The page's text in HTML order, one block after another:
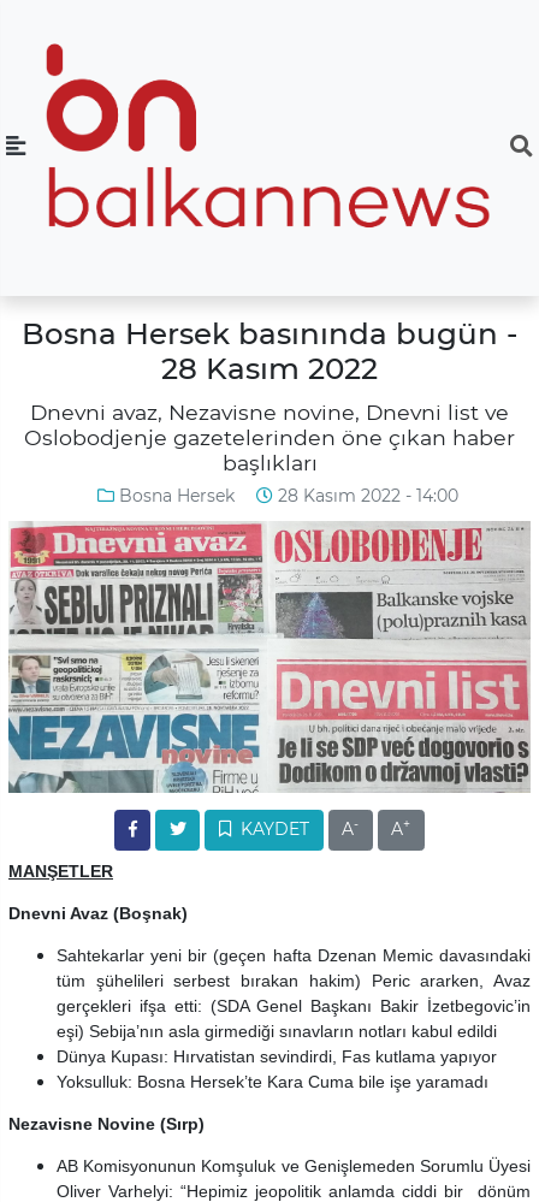
Bosna Hersek basınında bugün -
28 Kasım 2022
Dnevni avaz, Nezavisne novine, Dnevni list ve
Oslobodjenje gazetelerinden öne çıkan haber
başlıkları
Bosna Hersek 28 Kasım 2022 - 14:00
KAYDET A- A+
MANŞETLER
Dnevni Avaz (Boşnak)
Sahtekarlar yeni bir (geçen hafta Dzenan Memic davasındaki
tüm şühelileri serbest bırakan hakim) Peric ararken, Avaz
gerçekleri ifşa etti: (SDA Genel Başkanı Bakir İzetbegovic’in
eşi) Sebija’nın asla girmediği sınavların notları kabul edildi
Dünya Kupası: Hırvatistan sevindirdi, Fas kutlama yapıyor
Yoksulluk: Bosna Hersek’te Kara Cuma bile işe yaramadı
Nezavisne Novine (Sırp)
AB Komisyonunun Komşuluk ve Genişlemeden Sorumlu Üyesi
Oliver Varhelyi: “Hepimiz jeopolitik anlamda ciddi bir dönüm